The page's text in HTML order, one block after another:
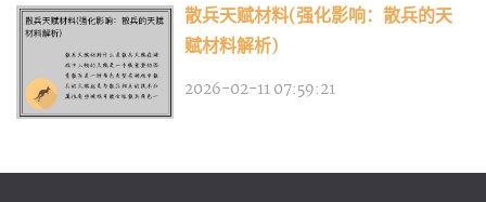
散兵天赋材料(强化影响：散兵的天
赋材料解析)
2026-02-11 07:59:21